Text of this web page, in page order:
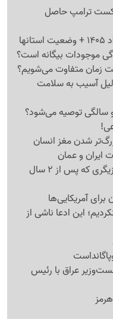
ترامپ حاصل
موجودات بیگانه است؟
زمان متفاوت می‌شویم؟
آسیب به سلامت
سالگی توصیه می‌شود؟
شدن مغز انسان
ایران و عمان
وداع اهالی سینما با مریم همتیان؛ بازیگری که پس از 2 سال
آمریکایی‌ها
این ادعا ناشی از
عراق با رئیس